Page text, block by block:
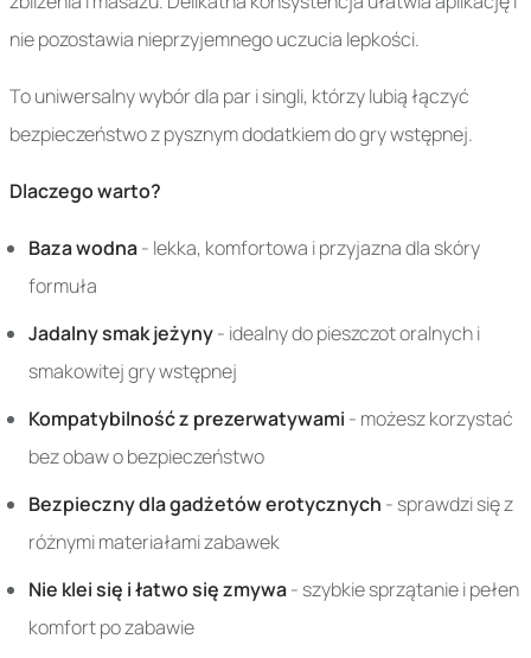
nie pozostawia nieprzyjemnego uczucia lepkości.
To uniwersalny wybór dla par i singli, którzy lubią łączyć
bezpieczeństwo z pysznym dodatkiem do gry wstępnej.
Dlaczego warto?
Baza wodna- lekka, komfortowa i przyjazna dla skóry
formuła
Jadalny smak jeżyny- idealny do pieszczot oralnych i
smakowitej gry wstępnej
Kompatybilność z prezerwatywami - możesz korzystać
bez obaw o bezpieczeństwo
Bezpieczny dla gadżetów erotycznych - sprawdzi się z
różnymi materiałami zabawek
Nie klei się i łatwo się zmywa- szybkie sprzątanie i pełen
komfort po zabawie